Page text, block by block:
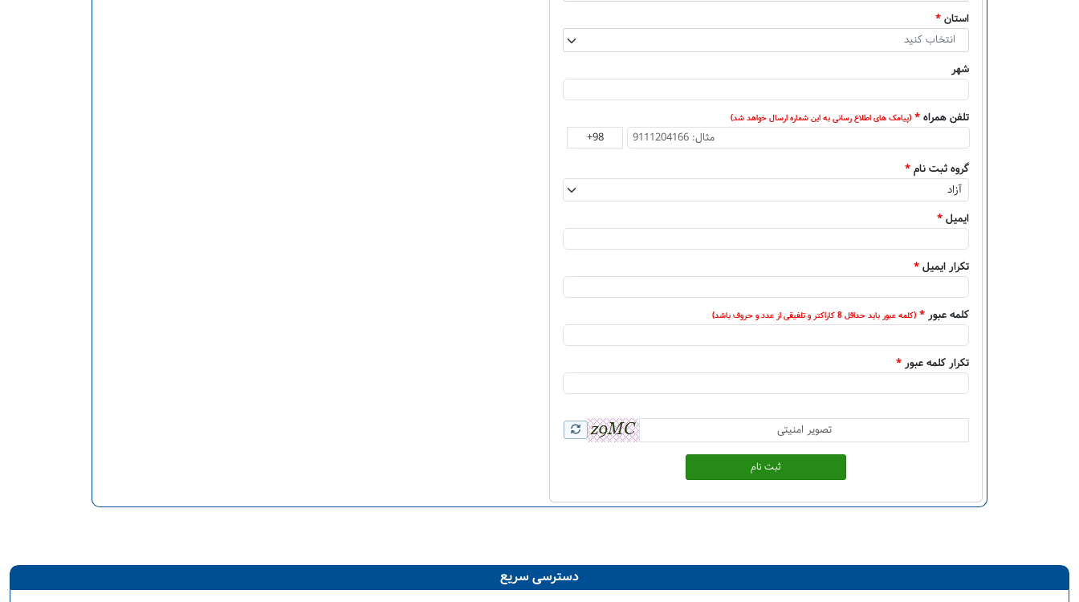
استان *
انتخاب کنید
شهر
تلفن همراه * (پیامک های اطلاع رسانی به این شماره ارسال خواهد شد)
گروه ثبت نام *
ایمیل *
تکرار ایمیل *
کلمه عبور * (کلمه عبور باید حداقل 8 کاراکتر و تلفیقی از عدد و حروف باشد)
تکرار کلمه عبور *
ثبت نام
دسترسی سریع